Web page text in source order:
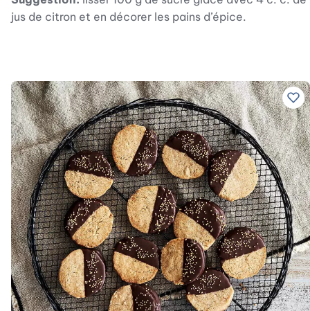
jus de citron et en décorer les pains d’épice.